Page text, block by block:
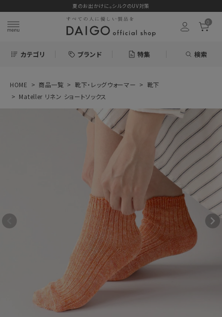
夏のお出かけに。シルクのUV対策
0
カテゴリ ブランド 特集 検索
search
お気に入り
Mateller リネン
ショートソックス
1,650円
カテゴリーから探す
ギフトを探す
HOME 商品一覧 靴下・レッグウォーマー
靴下
Mateller リネン ショートソックス